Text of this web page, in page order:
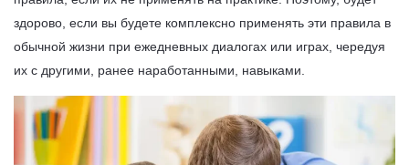
здорово, если вы будете комплексно применять эти правила в
обычной жизни при ежедневных диалогах или играх, чередуя
их с другими, ранее наработанными, навыками.